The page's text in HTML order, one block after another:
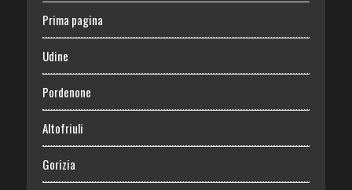
Prima pagina
Udine
Pordenone
Altofriuli
Gorizia